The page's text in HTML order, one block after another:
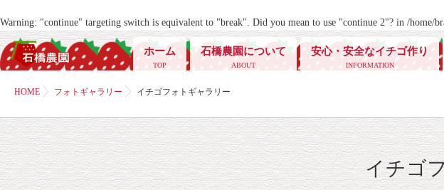
Warning: "continue" targeting switch is equivalent to "break". Did you mean to use "continue 2"? in /home/
ホーム
TOP
石橋農園について
ABOUT
安心・安全なイチゴ作り
INFORMATION
HOME フォトギャラリー イチゴフォトギャラリー
イチゴ